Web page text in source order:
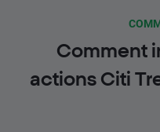
Comment
actions Citi